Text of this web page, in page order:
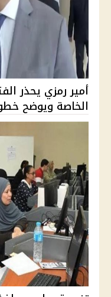
أمير رمزي يحذر
الخاصة ويوضح